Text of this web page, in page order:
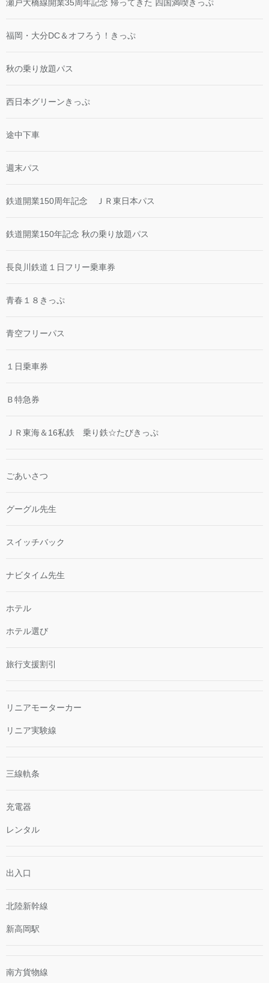
瀬戸大橋線開業35周年記念 帰ってきた 四国満喫きっぷ
福岡・大分DC＆オフろう！きっぷ
秋の乗り放題パス
西日本グリーンきっぷ
途中下車
週末パス
鉄道開業150周年記念 ＪＲ東日本パス
鉄道開業150年記念 秋の乗り放題パス
長良川鉄道１日フリー乗車券
青春１８きっぷ
青空フリーパス
１日乗車券
Ｂ特急券
ＪＲ東海＆16私鉄 乗り鉄☆たびきっぷ
ごあいさつ
グーグル先生
スイッチバック
ナビタイム先生
ホテル
ホテル選び
旅行支援割引
リニアモーターカー
リニア実験線
三線軌条
充電器
レンタル
出入口
北陸新幹線
新高岡駅
南方貨物線